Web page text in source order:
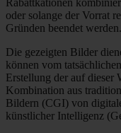
Rabattkationen
oder solange der Vorrat
Gründen beendet
Die gezeigten Bilder
können vom
Erstellung der auf dieser
Kombination aus
Bildern (CGI) von
künstlicher Intelligenz